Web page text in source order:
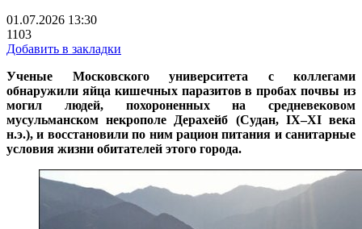
01.07.2026 13:30
1103
Добавить в закладки
Ученые Московского университета с коллегами
обнаружили яйца кишечных паразитов в пробах почвы из
могил людей, похороненных на средневековом
мусульманском некрополе Дерахейб (Судан, IX–XI века
н.э.), и восстановили по ним рацион питания и санитарные
условия жизни обитателей этого города.